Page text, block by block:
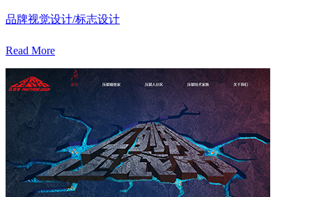
品牌视觉设计/标志设计
Read More